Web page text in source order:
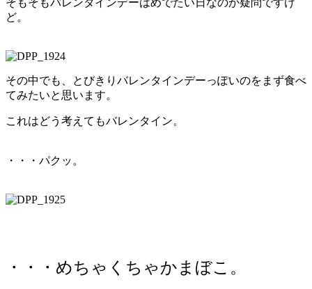
そもそもバレンタインデーはめでたい日なのか疑問ですけ
ど。
その中でも、とびきりバレンタインデーっぽいのをまず食べ
てみたいと思います。
これはどう考えてもバレンタイン。
・・・パクッ。
・・・めちゃくちゃかまぼこ。